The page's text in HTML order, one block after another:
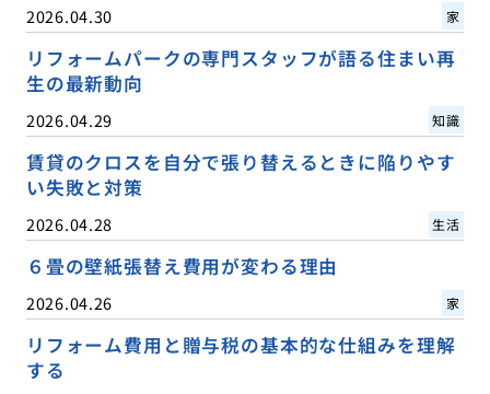
2026.04.30 家
リフォームパークの専門スタッフが語る住まい再
生の最新動向
2026.04.29 知識
賃貸のクロスを自分で張り替えるときに陥りやす
い失敗と対策
2026.04.28 生活
６畳の壁紙張替え費用が変わる理由
2026.04.26 家
リフォーム費用と贈与税の基本的な仕組みを理解
する